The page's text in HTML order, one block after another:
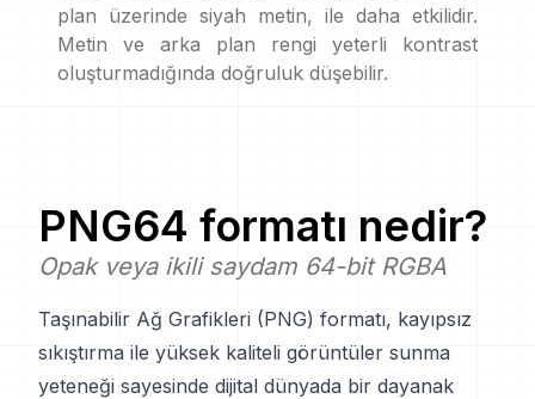
plan üzerinde siyah metin, ile daha etkilidir.
Metin ve arka plan rengi yeterli kontrast
oluşturmadığında doğruluk düşebilir.
PNG64 formatı nedir?
Opak veya ikili saydam 64-bit RGBA
Taşınabilir Ağ Grafikleri (PNG) formatı, kayıpsız
sıkıştırma ile yüksek kaliteli görüntüler sunma
yeteneği sayesinde dijital dünyada bir dayanak